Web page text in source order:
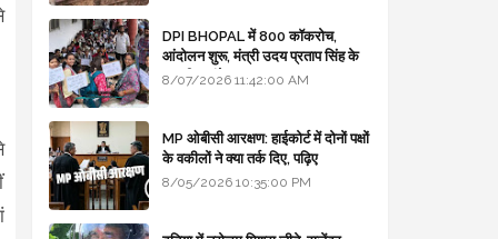
DPI BHOPAL में 800 कॉकरोच,
आंदोलन शुरू, मंत्री उदय प्रताप सिंह के
घर भी जाएंगे
8/07/2026 11:42:00 AM
MP ओबीसी आरक्षण: हाईकोर्ट में दोनों पक्षों
के वकीलों ने क्या तर्क दिए, पढ़िए
8/05/2026 10:35:00 PM